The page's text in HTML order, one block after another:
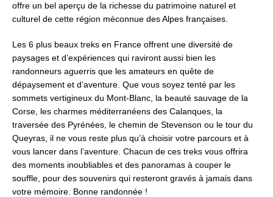
offre un bel aperçu de la richesse du patrimoine naturel et
culturel de cette région méconnue des Alpes françaises.
Les 6 plus beaux treks en France offrent une diversité de
paysages et d’expériences qui raviront aussi bien les
randonneurs aguerris que les amateurs en quête de
dépaysement et d’aventure. Que vous soyez tenté par les
sommets vertigineux du Mont-Blanc, la beauté sauvage de la
Corse, les charmes méditerranéens des Calanques, la
traversée des Pyrénées, le chemin de Stevenson ou le tour du
Queyras, il ne vous reste plus qu’à choisir votre parcours et à
vous lancer dans l’aventure. Chacun de ces treks vous offrira
des moments inoubliables et des panoramas à couper le
souffle, pour des souvenirs qui resteront gravés à jamais dans
votre mémoire. Bonne randonnée !